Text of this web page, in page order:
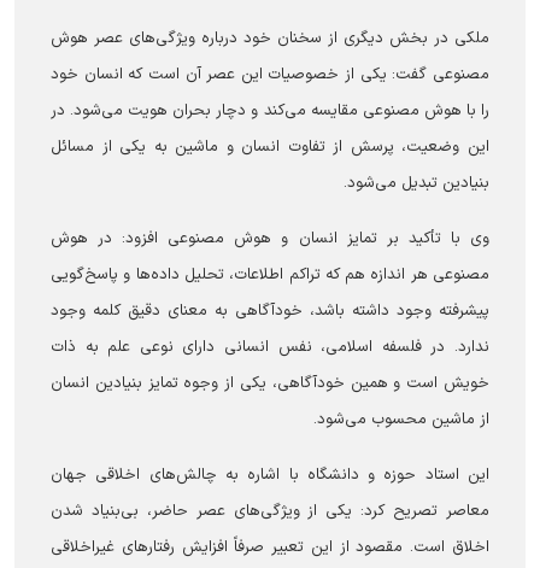
ملکی در بخش دیگری از سخنان خود درباره ویژگی‌های عصر هوش
مصنوعی گفت: یکی از خصوصیات این عصر آن است که انسان خود
را با هوش مصنوعی مقایسه می‌کند و دچار بحران هویت می‌شود. در
این وضعیت، پرسش از تفاوت انسان و ماشین به یکی از مسائل
بنیادین تبدیل می‌شود.
وی با تأکید بر تمایز انسان و هوش مصنوعی افزود: در هوش
مصنوعی هر اندازه هم که تراکم اطلاعات، تحلیل داده‌ها و پاسخ‌گویی
پیشرفته وجود داشته باشد، خودآگاهی به معنای دقیق کلمه وجود
ندارد. در فلسفه اسلامی، نفس انسانی دارای نوعی علم به ذات
خویش است و همین خودآگاهی، یکی از وجوه تمایز بنیادین انسان
از ماشین محسوب می‌شود.
این استاد حوزه و دانشگاه با اشاره به چالش‌های اخلاقی جهان
معاصر تصریح کرد: یکی از ویژگی‌های عصر حاضر، بی‌بنیاد شدن
اخلاق است. مقصود از این تعبیر صرفاً افزایش رفتار‌های غیراخلاقی